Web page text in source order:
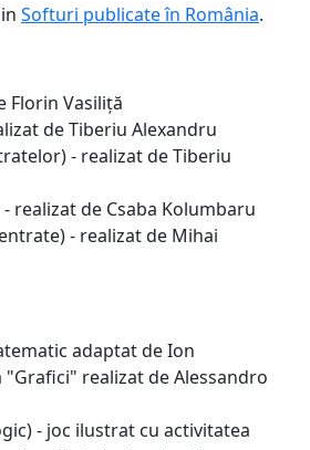
Softuri publicate în România.
Florin Vasiliță
de Tiberiu Alexandru
- realizat de Tiberiu
- realizat de Csaba Kolumbaru
- realizat de Mihai
adaptat de Ion
realizat de Alessandro
- joc ilustrat cu activitatea